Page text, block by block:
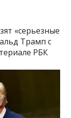
«серьезные
Трамп с
РБК